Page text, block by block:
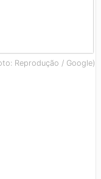
Reprodução / Google)